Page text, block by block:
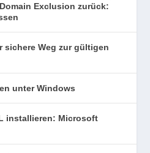
Exclusion zurück:
sichere Weg zur gültigen
unter Windows
installieren: Microsoft